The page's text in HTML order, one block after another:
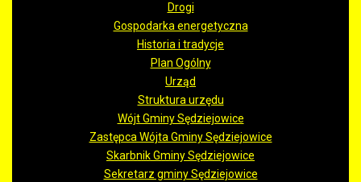
Drogi
Gospodarka energetyczna
Historia i tradycje
Plan Ogólny
Urząd
Struktura urzędu
Wójt Gminy Sędziejowice
Zastępca Wójta Gminy Sędziejowice
Skarbnik Gminy Sędziejowice
Sekretarz gminy Sędziejowice